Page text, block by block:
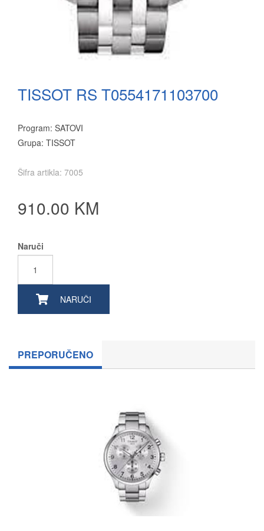
TISSOT RS T0554171103700
Program: SATOVI
Grupa: TISSOT
Šifra artikla: 7005
910.00 KM
Naruči
NARUČI
PREPORUČENO